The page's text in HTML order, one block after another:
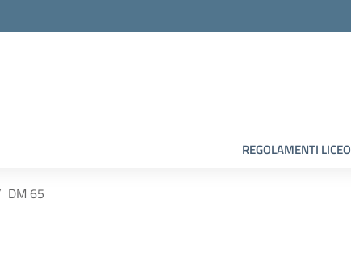
REGOLAMENTI LICEO
DM 65